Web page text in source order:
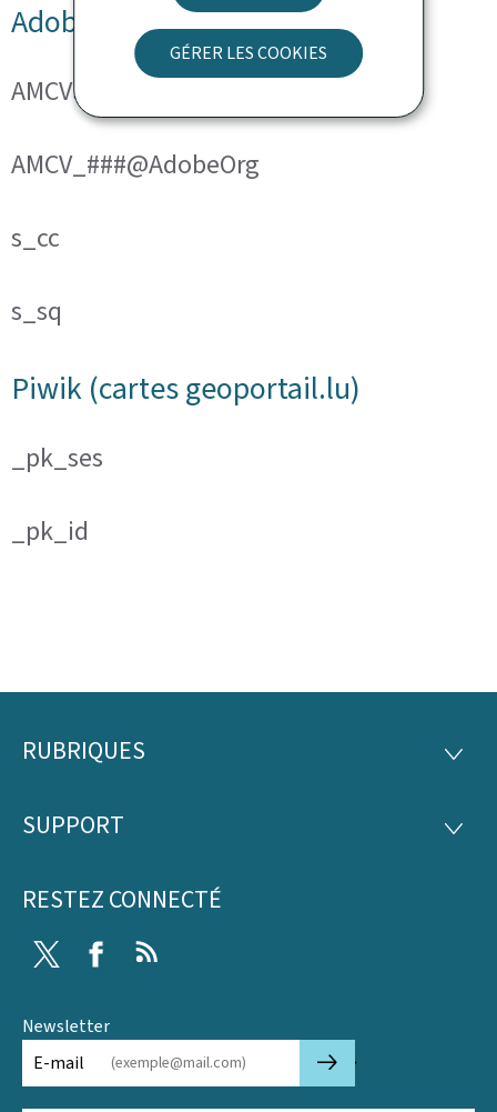
GÉRER LES COOKIES
Adobe Analytics
AMCVS_###@AdobeOrg
AMCV_###@AdobeOrg
s_cc
s_sq
Piwik (cartes geoportail.lu)
_pk_ses
_pk_id
Pied
page
RUBRIQUES
SUPPORT
RESTEZ CONNECTÉ
Twitter Facebook
Newsletter
E-mail
🡒